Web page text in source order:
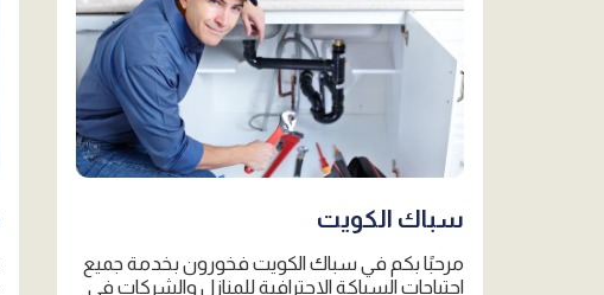
سباك الكويت
مرحبًا بكم في سباك الكويت فخورون بخدمة جميع
احتياجات السباكة الاحترافية للمنازل والشركات في